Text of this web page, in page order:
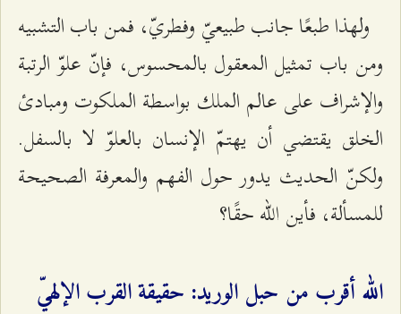
ولهذا طبعًا جانب طبيعيّ وفطريّ، فمن باب التشبيه
ومن باب تمثيل المعقول بالمحسوس، فإنّ علوّ الرتبة
والإشراف على عالم الملك بواسطة الملكوت ومبادئ
الخلق يقتضي أن يهتمّ الإنسان بالعلوّ لا بالسفل.
ولكنّ الحديث يدور حول الفهم والمعرفة الصحيحة
للمسألة، فأين الله حقًا؟
الله أقرب من حبل الوريد: حقيقة القرب الإلهيّ